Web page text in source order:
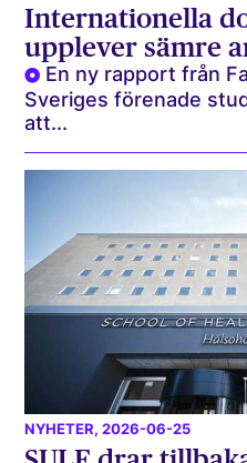
Internationella
upplever sämre
En ny rapport från
Sveriges förenade
att...
NYHETER, 2026-06-25